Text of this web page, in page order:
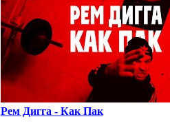
Рем Дигга - Как Пак